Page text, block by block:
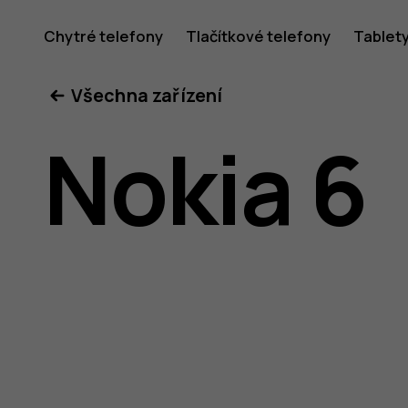
příručka
k telefonu
Chytré telefony Tlačítkové telefony
Všechna zařízení
Nokia 6